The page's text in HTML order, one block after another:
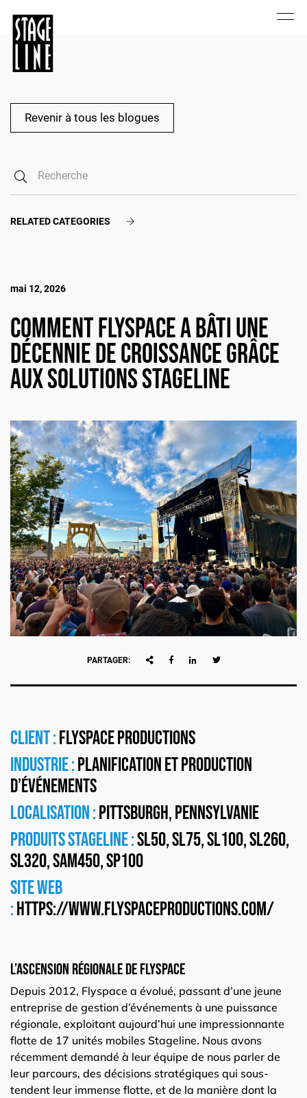
Revenir à tous les blogues
mai 12, 2026
Comment Flyspace a bâti une
décennie de croissance grâce
aux solutions Stageline
PARTAGER:
Client :Flyspace Productions
Industrie :Planification et Production
d’événements
Localisation :Pittsburgh, Pennsylvanie
Produits Stageline :SL50,SL75,SL100,SL260,
SL320,SAM450,SP100
Site web
:https://www.flyspaceproductions.com/
L’ascension régionale de Flyspace
Depuis 2012, Flyspace a évolué, passant d’une jeune
entreprise de gestion d’événements à une puissance
régionale, exploitant aujourd’hui une impressionnante
flotte de 17 unités mobiles Stageline. Nous avons
récemment demandé à leur équipe de nous parler de
leur parcours, des décisions stratégiques qui sous-
tendent leur immense flotte, et de la manière dont la
RELATED CATEGORIES